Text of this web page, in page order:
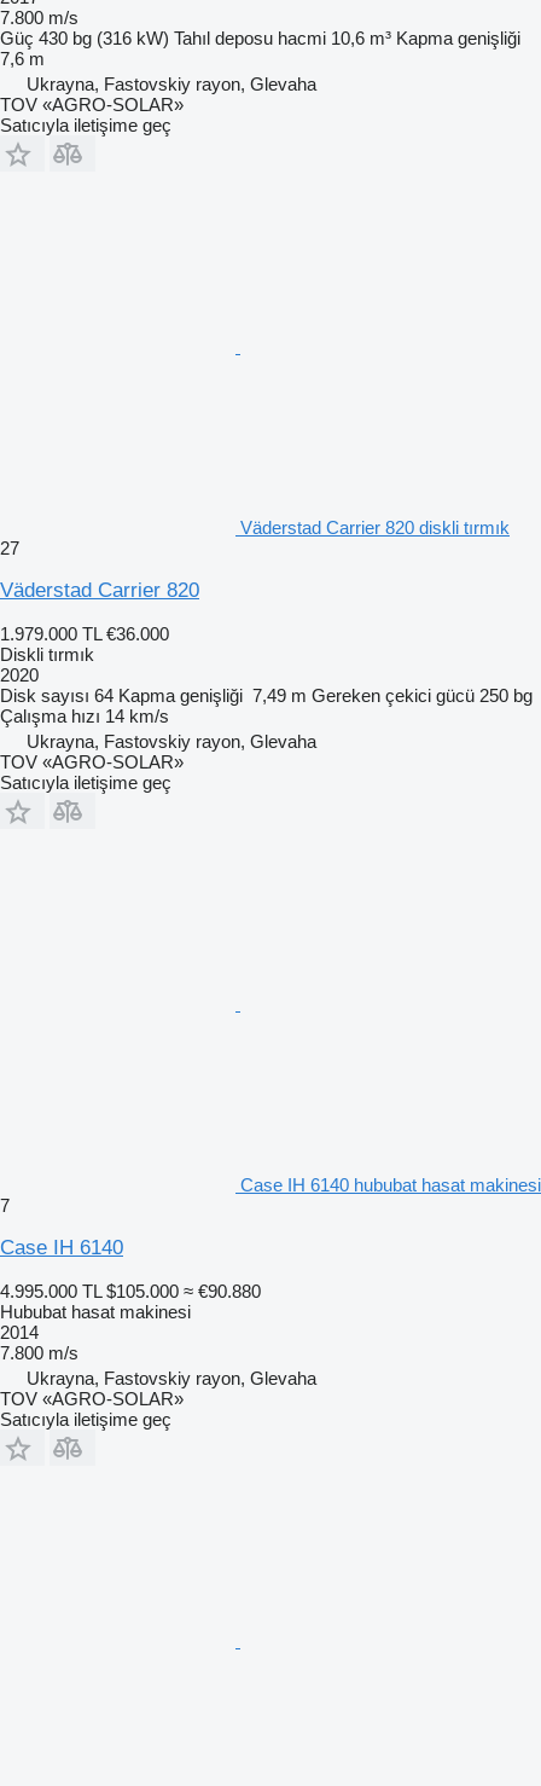
7.800 m/s
Güç 430 bg (316 kW) Tahıl deposu hacmi 10,6 m³ Kapma genişliği
7,6 m
Ukrayna, Fastovskiy rayon, Glevaha
TOV «AGRO-SOLAR»
Satıcıyla iletişime geç
Väderstad Carrier 820 diskli tırmık
27
Väderstad Carrier 820
1.979.000 TL €36.000
Diskli tırmık
2020
Disk sayısı 64 Kapma genişliği 7,49 m Gereken çekici gücü 250 bg
Çalışma hızı 14 km/s
Ukrayna, Fastovskiy rayon, Glevaha
TOV «AGRO-SOLAR»
Satıcıyla iletişime geç
Case IH 6140 hububat hasat makinesi
7
Case IH 6140
4.995.000 TL $105.000 ≈ €90.880
Hububat hasat makinesi
2014
7.800 m/s
Ukrayna, Fastovskiy rayon, Glevaha
TOV «AGRO-SOLAR»
Satıcıyla iletişime geç